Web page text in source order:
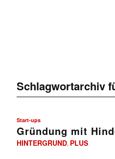
Schlagwortarchiv
Start-ups
Gründung mit
HINTERGRUND, PLUS